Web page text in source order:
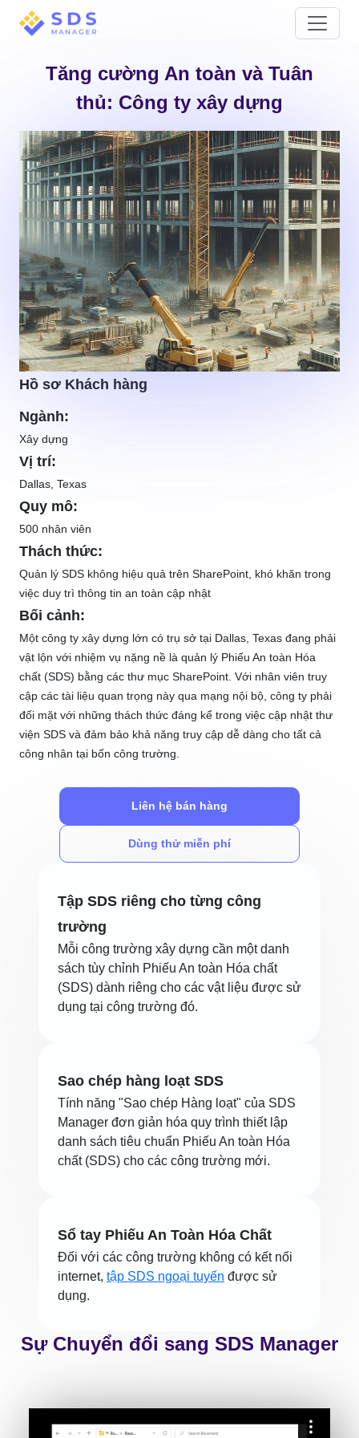
Tăng cường An toàn và Tuân
thủ: Công ty xây dựng
Hồ sơ Khách hàng
Ngành:
Xây dựng
Vị trí:
Dallas, Texas
Quy mô:
500 nhân viên
Thách thức:
Quản lý SDS không hiệu quả trên SharePoint, khó khăn trong
việc duy trì thông tin an toàn cập nhật
Bối cảnh:
Một công ty xây dựng lớn có trụ sở tại Dallas, Texas đang phải
vật lộn với nhiệm vụ nặng nề là quản lý Phiếu An toàn Hóa
chất (SDS) bằng các thư mục SharePoint. Với nhân viên truy
cập các tài liệu quan trọng này qua mạng nội bộ, công ty phải
đối mặt với những thách thức đáng kể trong việc cập nhật thư
viện SDS và đảm bảo khả năng truy cập dễ dàng cho tất cả
công nhân tại bốn công trường.
Liên hệ bán hàng
Dùng thử miễn phí
Tập SDS riêng cho từng công
trường
Mỗi công trường xây dựng cần một danh
sách tùy chỉnh Phiếu An toàn Hóa chất
(SDS) dành riêng cho các vật liệu được sử
dụng tại công trường đó.
Sao chép hàng loạt SDS
Tính năng "Sao chép Hàng loạt" của SDS
Manager đơn giản hóa quy trình thiết lập
danh sách tiêu chuẩn Phiếu An toàn Hóa
chất (SDS) cho các công trường mới.
Sổ tay Phiếu An Toàn Hóa Chất
Đối với các công trường không có kết nối
internet, tập SDS ngoại tuyến được sử
dụng.
Sự Chuyển đổi sang SDS Manager